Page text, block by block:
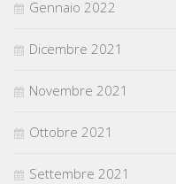
Gennaio 2022
Dicembre 2021
Novembre 2021
Ottobre 2021
Settembre 2021